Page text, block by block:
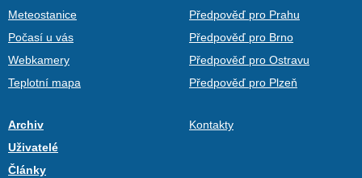
Meteostanice
Počasí u vás
Webkamery
Teplotní mapa
Předpověď pro Prahu
Předpověď pro Brno
Předpověď pro Ostravu
Předpověď pro Plzeň
Archiv
Uživatelé
Články
Kontakty